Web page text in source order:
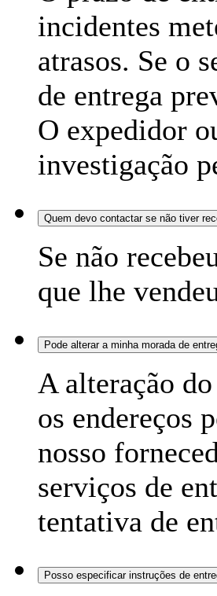
incidentes
atrasos. Se o
de entrega
O expedidor
investigação
Quem devo contactar se não tiver
Se não
que lhe
Pode alterar a minha morada de
A alteração
os endereços
nosso
serviços de
tentativa de
Posso especificar instruções de